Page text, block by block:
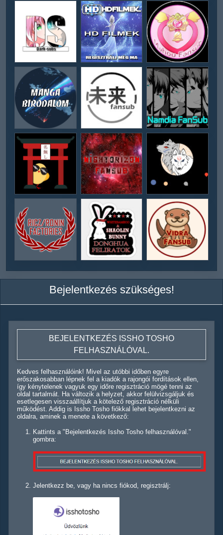
Bejelentkezés szükséges!
BEJELENTKEZÉS ISSHO TOSHO
FELHASZNÁLÓVAL.
Kedves felhasználóink! Mivel az utóbbi időben egyre
erőszakosabban lépnek fel a kiadók a rajongói fordítások ellen,
így kénytelenek vagyuk egy időre regisztráció mögé tenni az
oldal tartalmát. Ha változik a helyzet, akkor felülvizsgáljuk és
esetlegesen visszaállítjuk a kötelező regisztráció nélküli
működést. Addig is Issho Tosho fiókkal lehet bejelentkezni az
oldalra, aminek a menete a következő:
Kattints a "Bejelentkezés Issho Tosho felhasználóval."
gombra:
Jelentkezz be, vagy ha nincs fiókod, regisztrálj: